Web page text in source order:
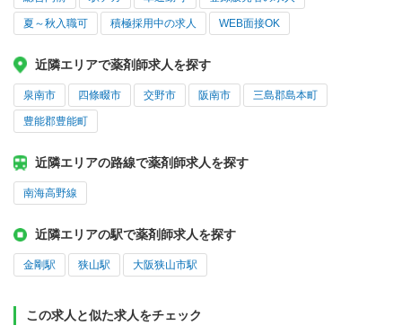
夏～秋入職可 積極採用中の求人 WEB面接OK
近隣エリアで薬剤師求人を探す
泉南市 四條畷市 交野市 阪南市 三島郡島本町
豊能郡豊能町
近隣エリアの路線で薬剤師求人を探す
南海高野線
近隣エリアの駅で薬剤師求人を探す
金剛駅 狭山駅 大阪狭山市駅
この求人と似た求人をチェック